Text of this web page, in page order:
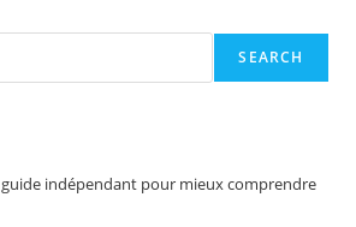
SEARCH
guide indépendant pour mieux comprendre